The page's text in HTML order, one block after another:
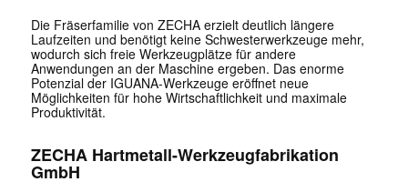
Die Fräserfamilie von ZECHA erzielt deutlich längere
Laufzeiten und benötigt keine Schwesterwerkzeuge mehr,
wodurch sich freie Werkzeugplätze für andere
Anwendungen an der Maschine ergeben. Das enorme
Potenzial der IGUANA-Werkzeuge eröffnet neue
Möglichkeiten für hohe Wirtschaftlichkeit und maximale
Produktivität.
ZECHA Hartmetall-Werkzeugfabrikation
GmbH